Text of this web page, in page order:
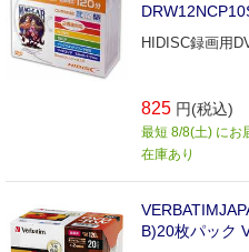
HIDISC録画用
825 円(税込)
最短 8/8(土) にお
在庫あり
B)20枚パック